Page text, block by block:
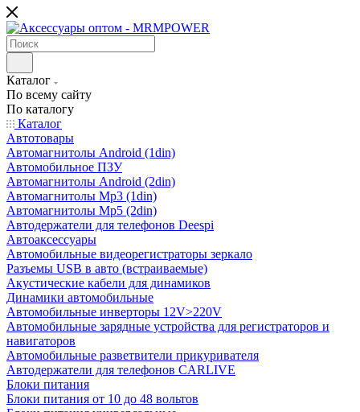
Каталог
По всему сайту
По каталогу
Каталог
Автотовары
Автомагнитолы Android (1din)
Автомобильное ПЗУ
Автомагнитолы Android (2din)
Автомагнитолы Mp3 (1din)
Автомагнитолы Mp5 (2din)
Автодержатели для телефонов Deespi
Автоаксессуары
Автомобильные видеорегистраторы зеркало
Разъемы USB в авто (встраиваемые)
Акустические кабели для динамиков
Динамики автомобильные
Автомобильные инверторы 12V>220V
Автомобильные зарядные устройства для регистраторов и
навигаторов
Автомобильные разветвители прикуривателя
Автодержатели для телефонов CARLIVE
Блоки питания
Блоки питания от 10 до 48 вольтов